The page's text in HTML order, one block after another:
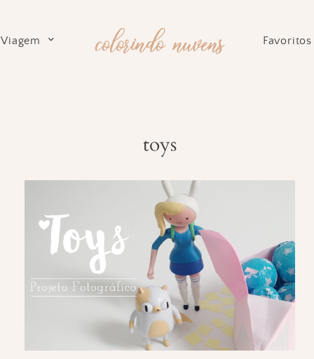
Viagem Favoritos
toys